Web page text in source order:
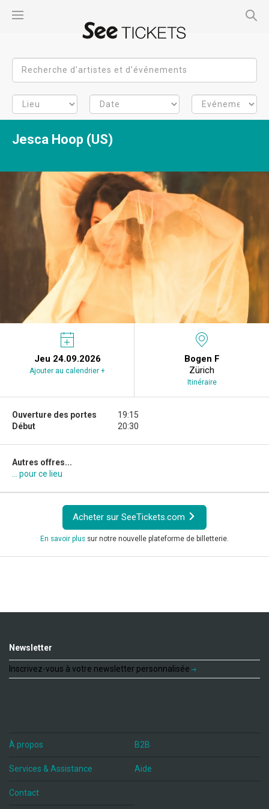
Jesca Hoop (US)
Jeu 24.09.2026
Ajouter au calendrier +
Bogen F
Zürich
Itinéraire
Ouverture des portes
Début
19:15
20:30
Autres offres...
... pour ce lieu
Acheter sur SeeTickets.com
En savoir plus sur notre nouvelle plateforme de billetterie.
Newsletter
Inscrivez-vous à votre newsletter personnalisée
À propos B2B
Services & Assistance Aide
Contact